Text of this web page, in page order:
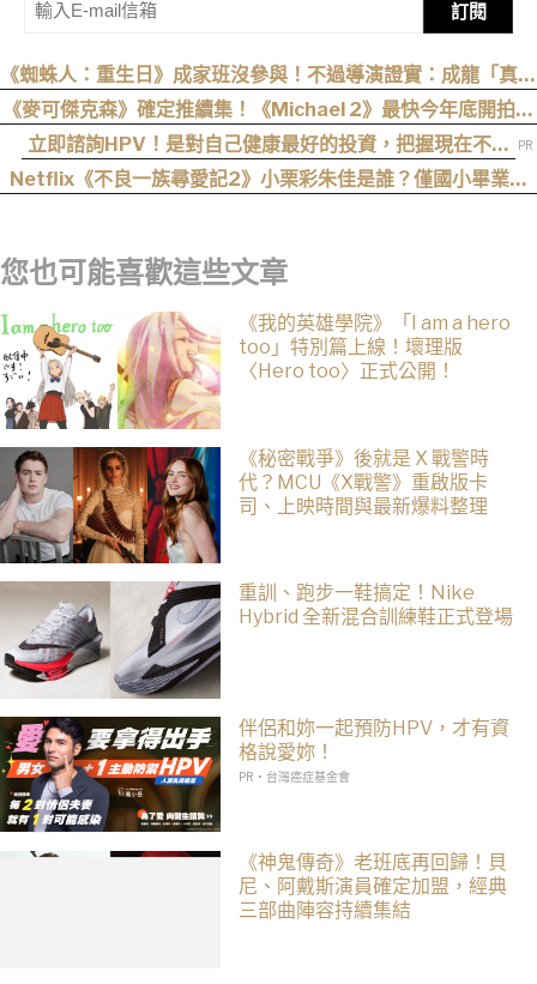
訂閱
《蜘蛛人：重生日》成家班沒參與！不過導演證實：成龍「真的
有來片場」
《麥可傑克森》確定推續集！《Michael 2》最快今年底開拍、
上映時間曝光
立即諮詢HPV！是對自己健康最好的投資，把握現在不嫌
晚！
Netflix《不良一族尋愛記2》小栗彩朱佳是誰？僅國小畢業人
您也可能喜歡這些文章
《我的英雄學院》「I am a hero
too」特別篇上線！壞理版
〈Hero too〉正式公開！
《秘密戰爭》後就是 X 戰警時
代？MCU《X戰警》重啟版卡
司、上映時間與最新爆料整理
重訓、跑步一鞋搞定！Nike
Hybrid 全新混合訓練鞋正式登場
伴侶和妳一起預防HPV，才有資
格說愛妳！
PR・台灣癌症基金會
《神鬼傳奇》老班底再回歸！貝
尼、阿戴斯演員確定加盟，經典
三部曲陣容持續集結